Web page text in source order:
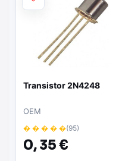
Transistor 2N4248
OEM
� � � � �(95)
0,35 €